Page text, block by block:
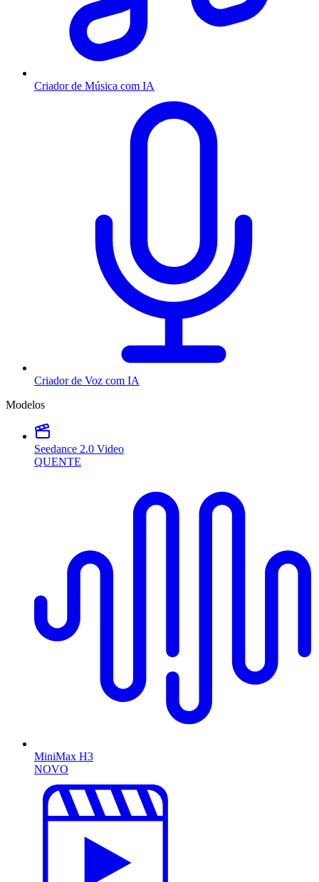
Criador de Música com IA
Criador de Voz com IA
Modelos
Seedance 2.0 Video
QUENTE
MiniMax H3
NOVO